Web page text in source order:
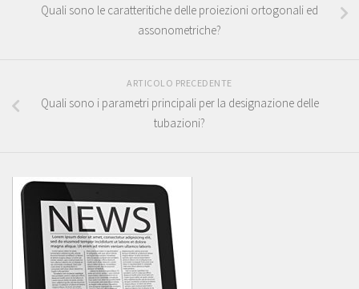
Quali sono le caratteritiche delle proiezioni ortogonali ed
assonometriche?
ARTICOLO PRECEDENTE
Quali sono i parametri principali per la designazione delle
tubazioni?